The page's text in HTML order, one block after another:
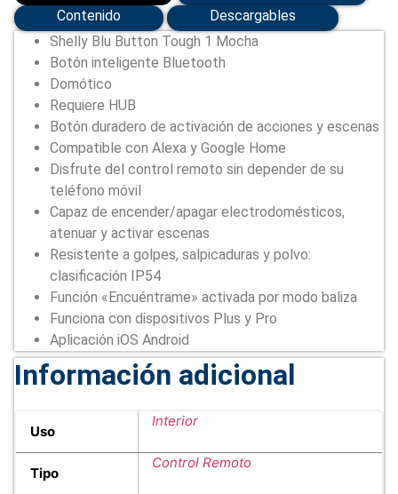
Contenido
Descargables
Shelly Blu Button Tough 1 Mocha
Botón inteligente Bluetooth
Domótico
Requiere HUB
Botón duradero de activación de acciones y escenas
Compatible con Alexa y Google Home
Disfrute del control remoto sin depender de su
teléfono móvil
Capaz de encender/apagar electrodomésticos,
atenuar y activar escenas
Resistente a golpes, salpicaduras y polvo:
clasificación IP54
Función «Encuéntrame» activada por modo baliza
Funciona con dispositivos Plus y Pro
Aplicación iOS Android
Información adicional
Uso
Interior
Tipo
Control Remoto